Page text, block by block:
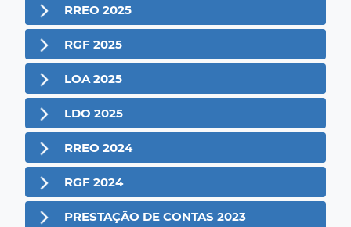
RREO 2025
RGF 2025
LOA 2025
LDO 2025
RREO 2024
RGF 2024
PRESTAÇÃO DE CONTAS 2023